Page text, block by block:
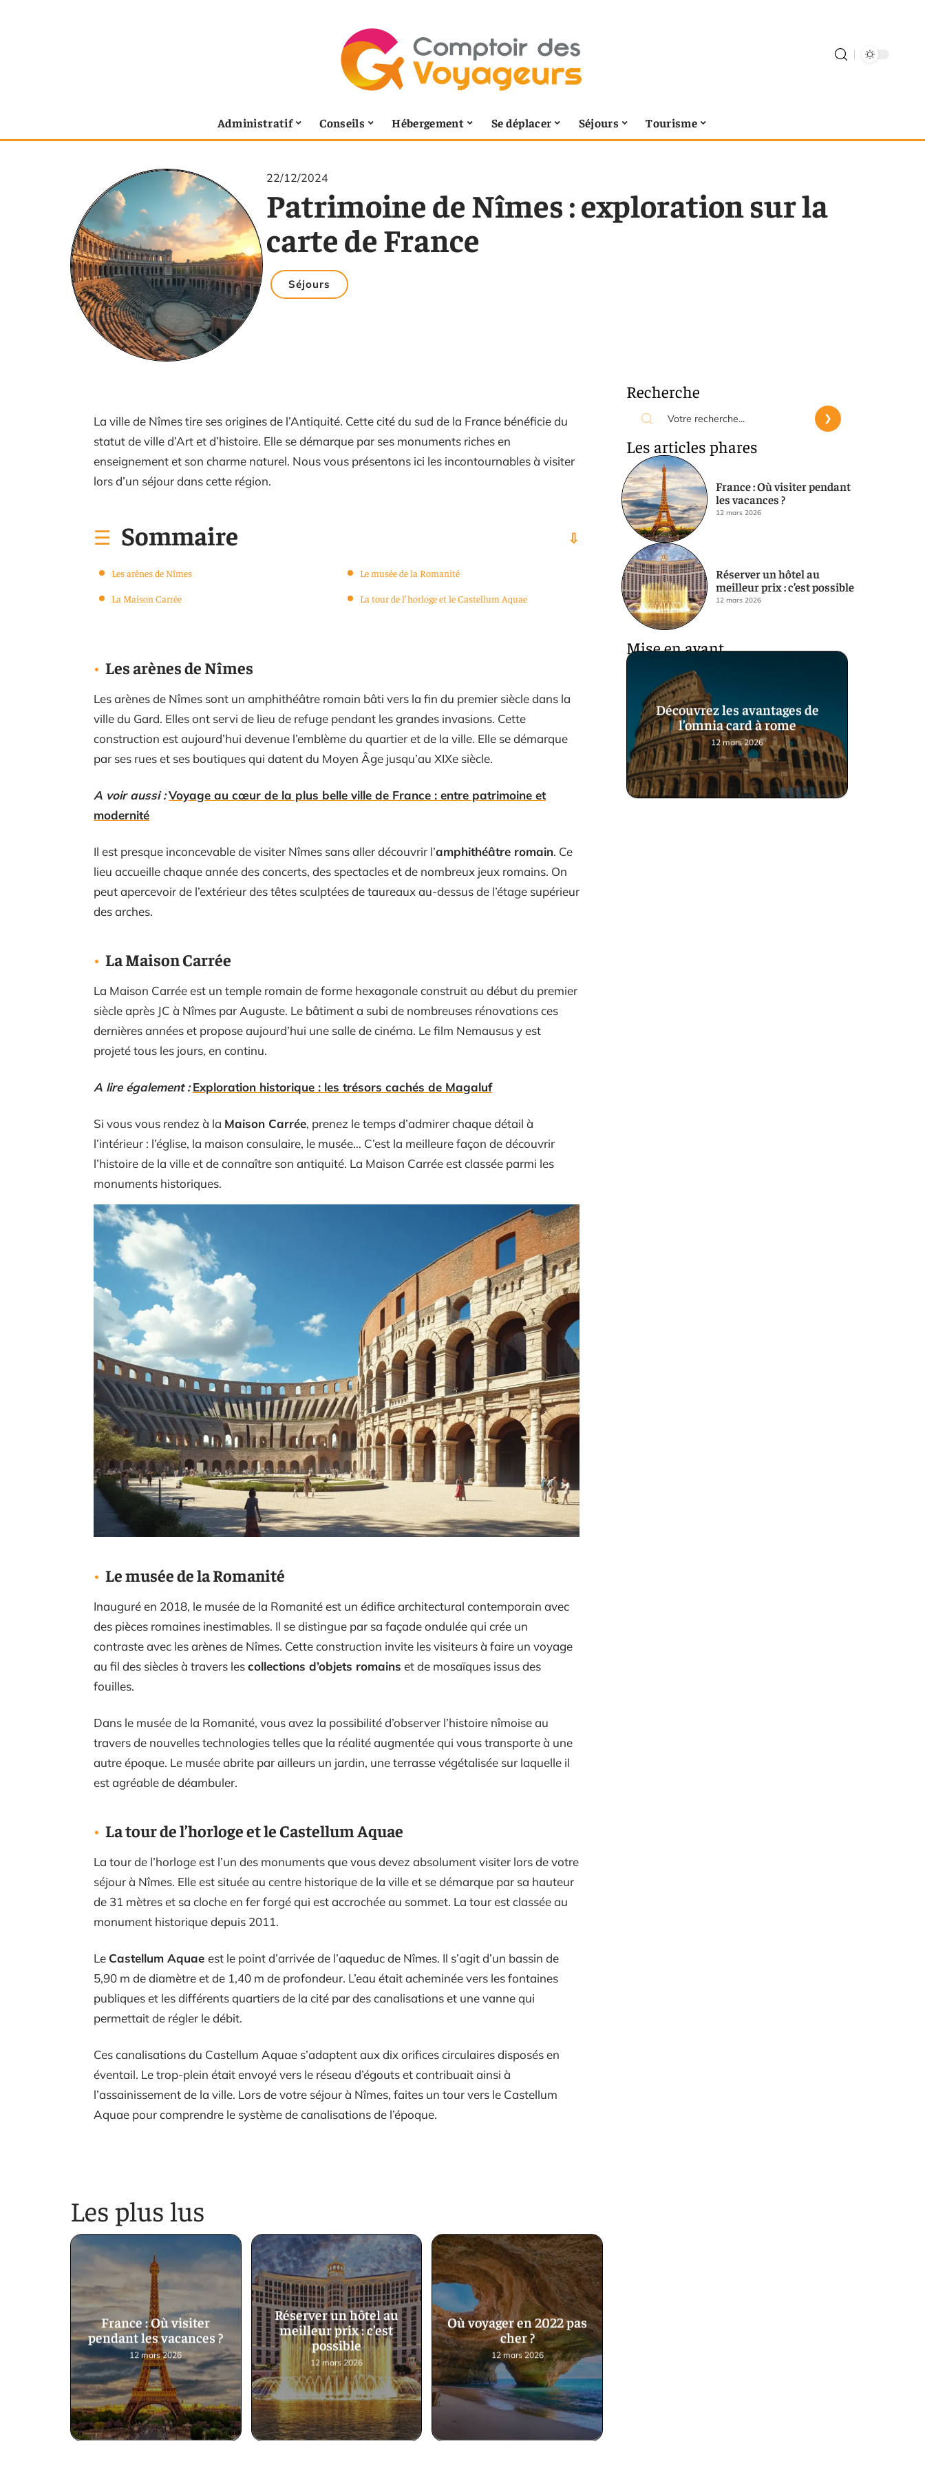
Administratif Conseils Hébergement Se déplacer Séjours Tourisme
22/12/2024
Patrimoine de Nîmes : exploration sur la
carte de France
Séjours
La ville de Nîmes tire ses origines de l’Antiquité. Cette cité du sud de la France bénéficie du
statut de ville d’Art et d’histoire. Elle se démarque par ses monuments riches en
enseignement et son charme naturel. Nous vous présentons ici les incontournables à visiter
lors d’un séjour dans cette région.
Sommaire
Les arènes de Nîmes
La Maison Carrée
Le musée de la Romanité
La tour de l’horloge et le Castellum Aquae
Les arènes de Nîmes
Les arènes de Nîmes sont un amphithéâtre romain bâti vers la fin du premier siècle dans la
ville du Gard. Elles ont servi de lieu de refuge pendant les grandes invasions. Cette
construction est aujourd’hui devenue l’emblème du quartier et de la ville. Elle se démarque
par ses rues et ses boutiques qui datent du Moyen Âge jusqu’au XIXe siècle.
A voir aussi :Voyage au cœur de la plus belle ville de France : entre patrimoine et
modernité
Il est presque inconcevable de visiter Nîmes sans aller découvrir l’amphithéâtre romain. Ce
lieu accueille chaque année des concerts, des spectacles et de nombreux jeux romains. On
peut apercevoir de l’extérieur des têtes sculptées de taureaux au-dessus de l’étage supérieur
des arches.
La Maison Carrée
La Maison Carrée est un temple romain de forme hexagonale construit au début du premier
siècle après JC à Nîmes par Auguste. Le bâtiment a subi de nombreuses rénovations ces
dernières années et propose aujourd’hui une salle de cinéma. Le film Nemausus y est
projeté tous les jours, en continu.
A lire également : Exploration historique : les trésors cachés de Magaluf
Si vous vous rendez à la Maison Carrée, prenez le temps d’admirer chaque détail à
l’intérieur : l’église, la maison consulaire, le musée… C’est la meilleure façon de découvrir
l’histoire de la ville et de connaître son antiquité. La Maison Carrée est classée parmi les
monuments historiques.
Le musée de la Romanité
Inauguré en 2018, le musée de la Romanité est un édifice architectural contemporain avec
des pièces romaines inestimables. Il se distingue par sa façade ondulée qui crée un
contraste avec les arènes de Nîmes. Cette construction invite les visiteurs à faire un voyage
au fil des siècles à travers lescollections d’objets romains et de mosaïques issus des
fouilles.
Dans le musée de la Romanité, vous avez la possibilité d’observer l’histoire nîmoise au
travers de nouvelles technologies telles que la réalité augmentée qui vous transporte à une
autre époque. Le musée abrite par ailleurs un jardin, une terrasse végétalisée sur laquelle il
est agréable de déambuler.
La tour de l’horloge et le Castellum Aquae
La tour de l’horloge est l’un des monuments que vous devez absolument visiter lors de votre
séjour à Nîmes. Elle est située au centre historique de la ville et se démarque par sa hauteur
de 31 mètres et sa cloche en fer forgé qui est accrochée au sommet. La tour est classée au
monument historique depuis 2011.
Le Castellum Aquae est le point d’arrivée de l’aqueduc de Nîmes. Il s’agit d’un bassin de
5,90 m de diamètre et de 1,40 m de profondeur. L’eau était acheminée vers les fontaines
publiques et les différents quartiers de la cité par des canalisations et une vanne qui
permettait de régler le débit.
Ces canalisations du Castellum Aquae s’adaptent aux dix orifices circulaires disposés en
éventail. Le trop-plein était envoyé vers le réseau d’égouts et contribuait ainsi à
l’assainissement de la ville. Lors de votre séjour à Nîmes, faites un tour vers le Castellum
Aquae pour comprendre le système de canalisations de l’époque.
Les plus lus
France : Où visiter
pendant les vacances ?
12 mars 2026
Réserver un hôtel au
meilleur prix : c’est
possible
12 mars 2026
Où voyager en 2022 pas
cher ?
12 mars 2026
Recherche
Les articles phares
France : Où visiter pendant
les vacances ?
12 mars 2026
Réserver un hôtel au
meilleur prix : c’est possible
12 mars 2026
Mise en avant
Découvrez les avantages de
l’omnia card à rome
12 mars 2026